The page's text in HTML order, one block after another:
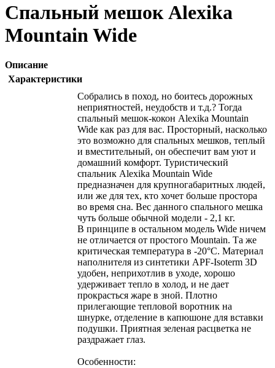
Спальный мешок Alexika
Mountain Wide
Описание
Характеристики
Собрались в поход, но боитесь дорожных
неприятностей, неудобств и т.д.? Тогда
спальный мешок-кокон Alexika Mountain
Wide как раз для вас. Просторный, насколько
это возможно для спальных мешков, теплый
и вместительный, он обеспечит вам уют и
домашний комфорт. Туристический
спальник Alexika Mountain Wide
предназначен для крупногабаритных людей,
или же для тех, кто хочет больше простора
во время сна. Вес данного спального мешка
чуть больше обычной модели - 2,1 кг.
В принципе в остальном модель Wide ничем
не отличается от простого Mountain. Та же
критическая температура в -20°C. Материал
наполнителя из синтетики APF-Isoterm 3D
удобен, неприхотлив в уходе, хорошо
удерживает тепло в холод, и не дает
прокрасться жаре в зной. Плотно
прилегающие тепловой воротник на
шнурке, отделение в капюшоне для вставки
подушки. Приятная зеленая расцветка не
раздражает глаз.
Особенности: